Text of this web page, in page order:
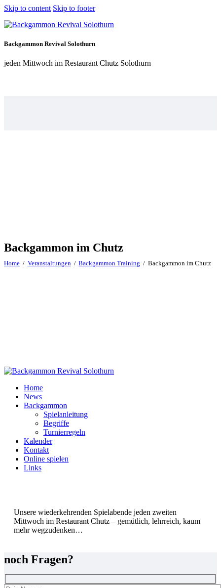
Skip to content Skip to footer
Backgammon Revival Solothurn
jeden Mittwoch im Restaurant Chutz Solothurn
Backgammon im Chutz
Home Veranstaltungen Backgammon Training Backgammon im Chutz
Home
News
Backgammon
Spielanleitung
Begriffe
Turnierregeln
Kalender
Kontakt
Online spielen
Links
Unsere wiederkehrenden Spielabende jeden zweiten
Mittwoch im Restaurant Chutz – gemütlich, lehrreich, kaum
mehr wegzudenken…
noch Fragen?